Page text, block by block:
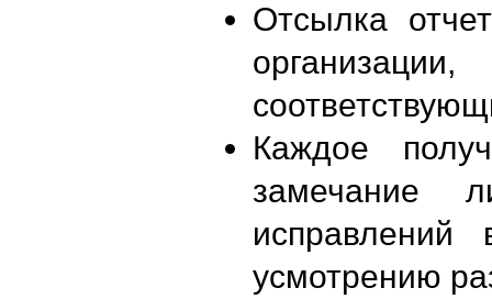
Отсылка
Каждое
замечание
исправлений
усмотрению